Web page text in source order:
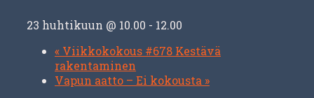
23 huhtikuun @ 10.00 - 12.00
« Viikkokokous #678 Kestävä
rakentaminen
Vapun aatto – Ei kokousta »